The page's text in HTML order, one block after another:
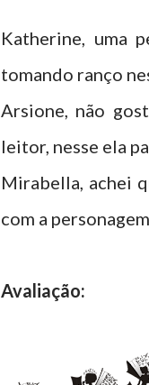
Katherine, uma
tomando ranço
Arsione, não
leitor, nesse ela
Mirabella, achei
com a
Avaliação: